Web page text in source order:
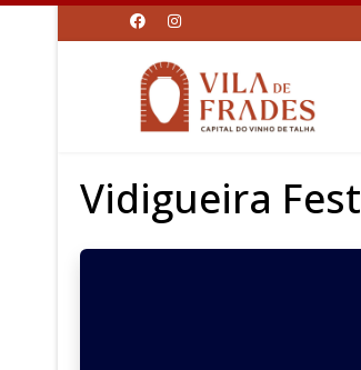
Vidigueira Fest